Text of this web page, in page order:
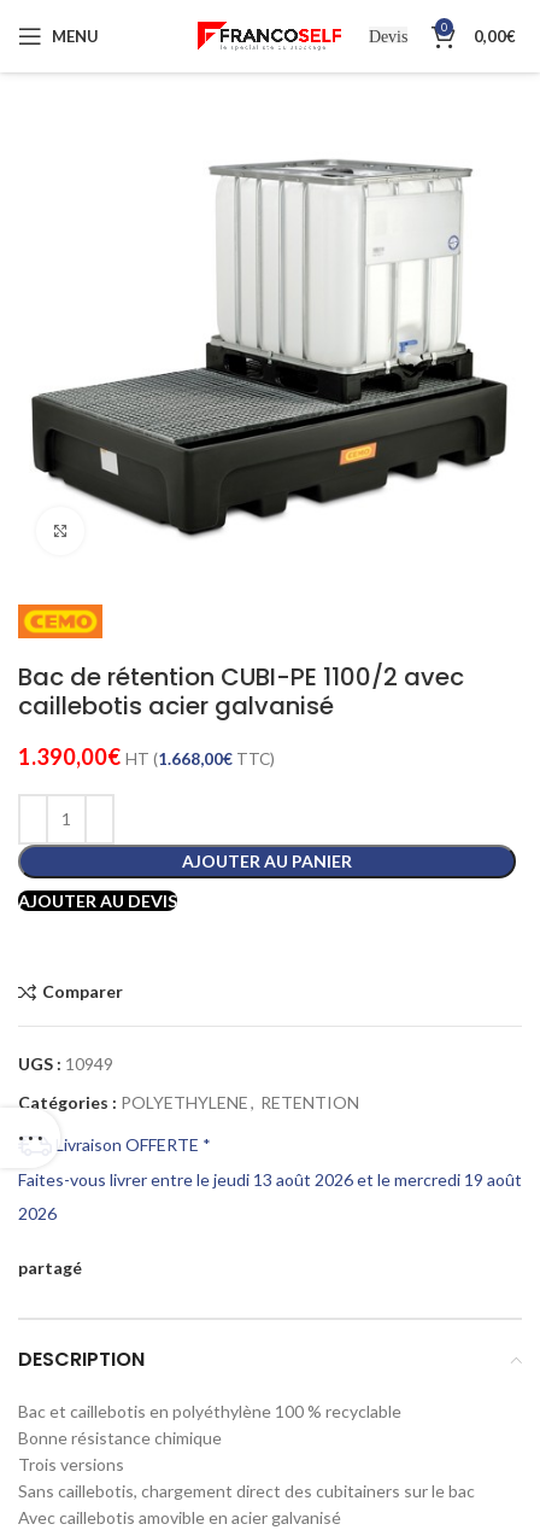
MENU Devis 0 0,00€
Cliquez pour agrandir
Bac de rétention CUBI-PE 1100/2 avec
caillebotis acier galvanisé
1.390,00€ HT (1.668,00€ TTC)
AJOUTER AU PANIER
AJOUTER AU DEVIS
Comparer
UGS : 10949
Catégories : POLYETHYLENE, RETENTION
Livraison OFFERTE *
Faites-vous livrer entre le jeudi 13 août 2026 et le mercredi 19 août
2026
partagé
DESCRIPTION
Bac et caillebotis en polyéthylène 100 % recyclable
Bonne résistance chimique
Trois versions
Sans caillebotis, chargement direct des cubitainers sur le bac
Avec caillebotis amovible en acier galvanisé